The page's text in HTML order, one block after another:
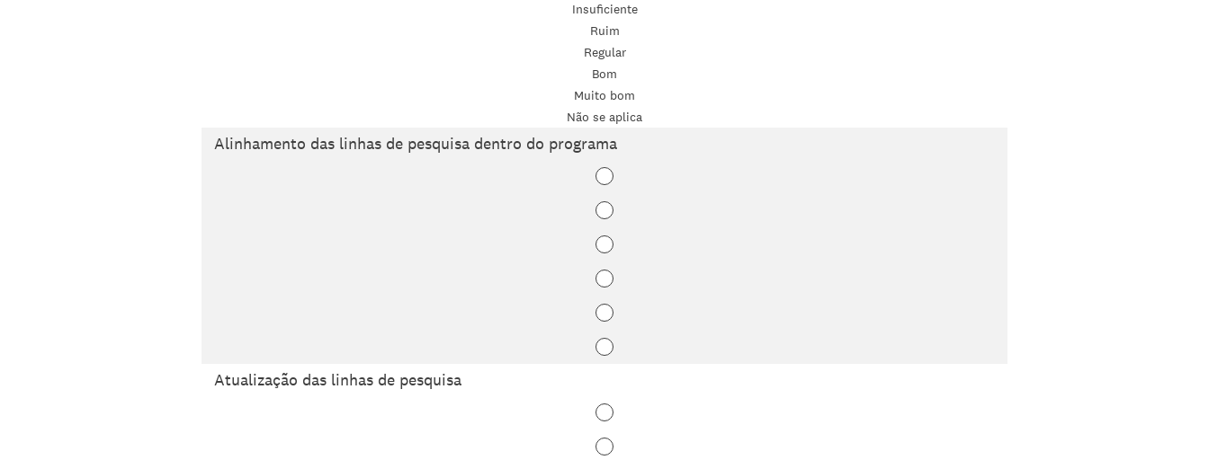
Insuficiente
Ruim
Regular
Bom
Muito bom
Não se aplica
Alinhamento das linhas de pesquisa dentro do programa
Atualização das linhas de pesquisa